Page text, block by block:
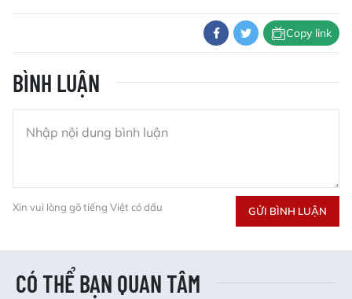
Copy link
BÌNH LUẬN
Xin vui lòng gõ tiếng Việt có dấu GỬI BÌNH LUẬN
CÓ THỂ BẠN QUAN TÂM